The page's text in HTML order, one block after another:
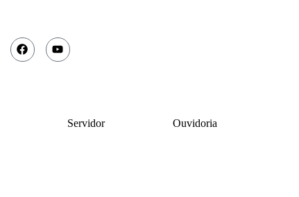
Servidor Ouvidoria